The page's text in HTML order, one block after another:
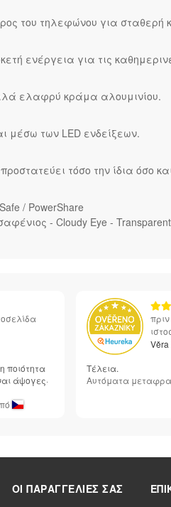
του τηλεφώνου για σταθερή
ενέργεια για τις
ελαφρύ κράμα αλουμινίου.
μέσω των LED ενδείξεων.
τόσο την ίδια όσο
/ PowerShare
- Cloudy Eye -
ποιότητα
άψογες·
Věra
Τέλεια.
Αυτόματα
ΟΙ ΠΑΡΑΓΓΕΛΊΕΣ ΣΑΣ